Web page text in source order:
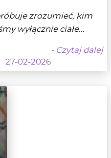
zrozumieć, kim
wyłącznie ciałe...
- Czytaj dalej
27-02-2026